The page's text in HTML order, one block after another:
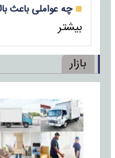
چه عواملی باعث
بیشتر
بازار